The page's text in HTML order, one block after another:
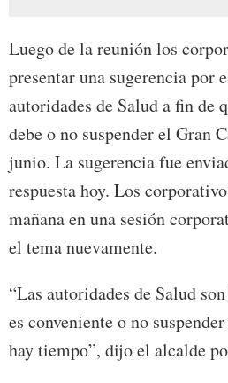
Luego de la reunión los
presentar una sugerencia por
autoridades de Salud a fin de
debe o no suspender el Gran
junio. La sugerencia fue
respuesta hoy. Los
mañana en una sesión
el tema nuevamente.
“Las autoridades de Salud
es conveniente o no
hay tiempo”, dijo el alcalde